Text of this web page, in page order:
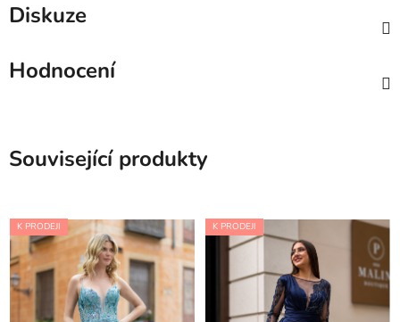
Diskuze
Hodnocení
Související produkty
K PRODEJI K PRODEJI